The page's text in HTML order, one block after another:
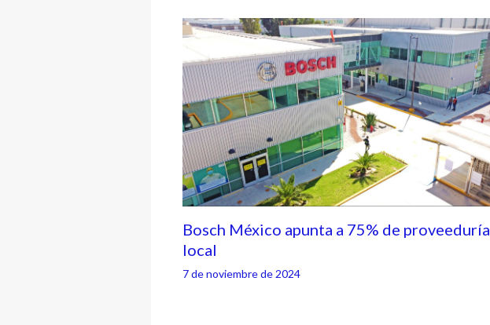
Bosch México apunta a 75% de proveeduría
local
7 de noviembre de 2024